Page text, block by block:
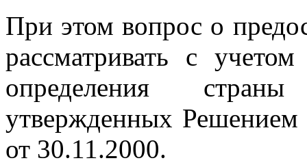
При этом вопрос о
рассматривать с
определения
утвержденных Решением
от 30.11.2000.